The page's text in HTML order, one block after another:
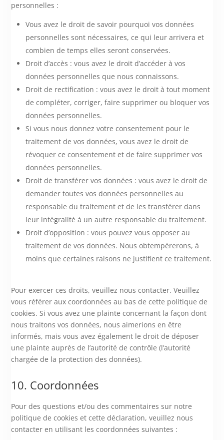
personnelles :
Vous avez le droit de savoir pourquoi vos données
personnelles sont nécessaires, ce qui leur arrivera et
combien de temps elles seront conservées.
Droit d’accès : vous avez le droit d’accéder à vos
données personnelles que nous connaissons.
Droit de rectification : vous avez le droit à tout moment
de compléter, corriger, faire supprimer ou bloquer vos
données personnelles.
Si vous nous donnez votre consentement pour le
traitement de vos données, vous avez le droit de
révoquer ce consentement et de faire supprimer vos
données personnelles.
Droit de transférer vos données : vous avez le droit de
demander toutes vos données personnelles au
responsable du traitement et de les transférer dans
leur intégralité à un autre responsable du traitement.
Droit d’opposition : vous pouvez vous opposer au
traitement de vos données. Nous obtempérerons, à
moins que certaines raisons ne justifient ce traitement.
Pour exercer ces droits, veuillez nous contacter. Veuillez
vous référer aux coordonnées au bas de cette politique de
cookies. Si vous avez une plainte concernant la façon dont
nous traitons vos données, nous aimerions en être
informés, mais vous avez également le droit de déposer
une plainte auprès de l’autorité de contrôle (l’autorité
chargée de la protection des données).
10. Coordonnées
Pour des questions et/ou des commentaires sur notre
politique de cookies et cette déclaration, veuillez nous
contacter en utilisant les coordonnées suivantes :